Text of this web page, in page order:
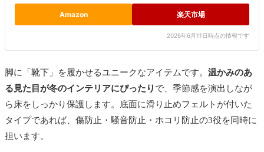
Amazon 楽天市場
2026年6月11日時点の情報です
脚に「靴下」を履かせるユニークなアイテムです。 温かみのあ
る見た目が冬のインテリアにぴったり で、季節感を演出しなが
ら床をしっかり保護します。底面に滑り止めフェルトが付いた
タイプであれば、傷防止・騒音防止・ホコリ防止の3役を同時に
担います。